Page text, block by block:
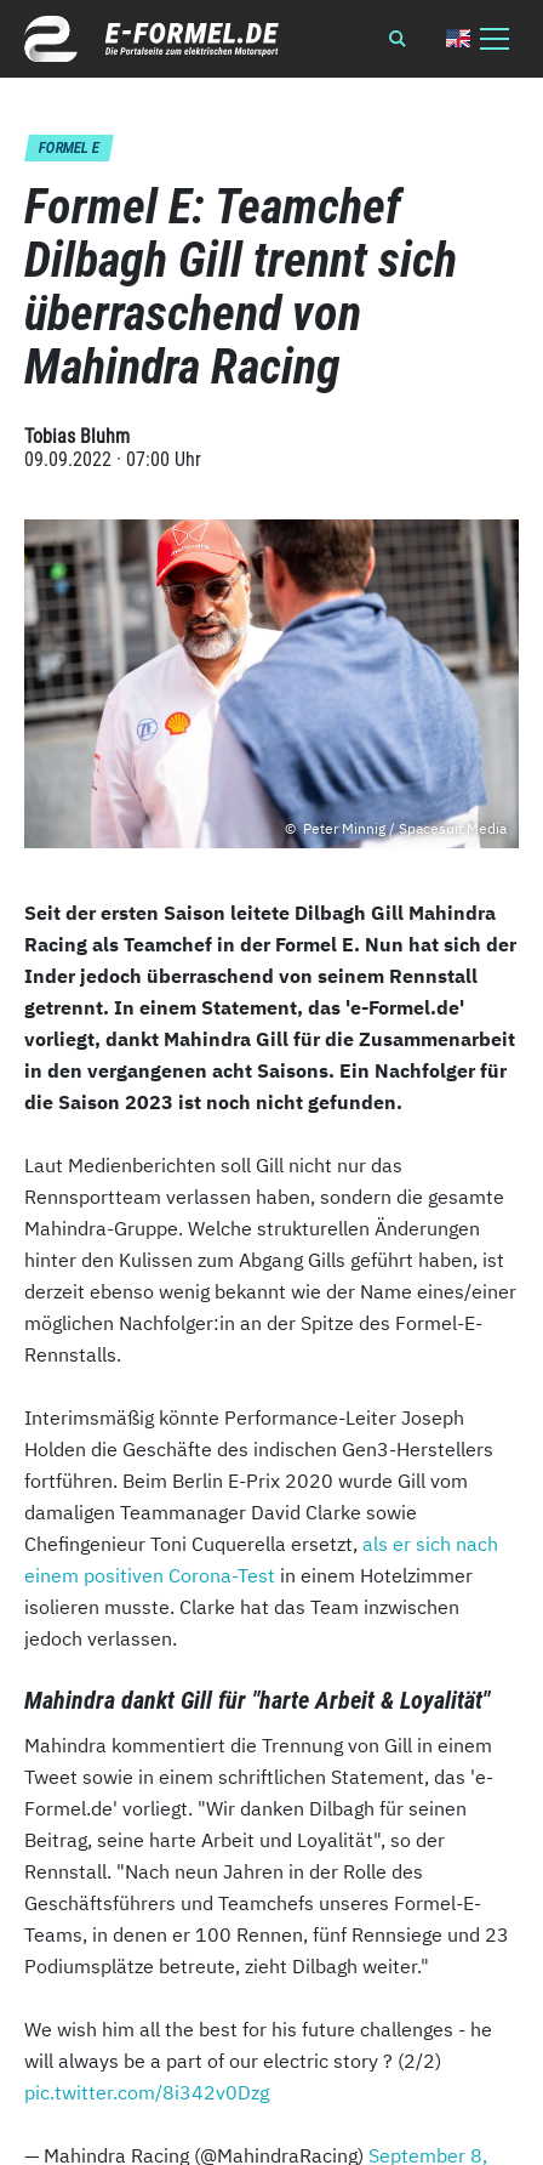
FORMEL E
Formel E: Teamchef
Dilbagh Gill trennt sich
überraschend von
Mahindra Racing
Tobias Bluhm
09.09.2022 · 07:00 Uhr
Peter Minnig / Spacesuit Media
Seit der ersten Saison leitete Dilbagh Gill Mahindra
Racing als Teamchef in der Formel E. Nun hat sich der
Inder jedoch überraschend von seinem Rennstall
getrennt. In einem Statement, das 'e-Formel.de'
vorliegt, dankt Mahindra Gill für die Zusammenarbeit
in den vergangenen acht Saisons. Ein Nachfolger für
die Saison 2023 ist noch nicht gefunden.
Laut Medienberichten soll Gill nicht nur das
Rennsportteam verlassen haben, sondern die gesamte
Mahindra-Gruppe. Welche strukturellen Änderungen
hinter den Kulissen zum Abgang Gills geführt haben, ist
derzeit ebenso wenig bekannt wie der Name eines/einer
möglichen Nachfolger:in an der Spitze des Formel-E-
Rennstalls.
Interimsmäßig könnte Performance-Leiter Joseph
Holden die Geschäfte des indischen Gen3-Herstellers
fortführen. Beim Berlin E-Prix 2020 wurde Gill vom
damaligen Teammanager David Clarke sowie
Chefingenieur Toni Cuquerella ersetzt, als er sich nach
einem positiven Corona-Test in einem Hotelzimmer
isolieren musste. Clarke hat das Team inzwischen
jedoch verlassen.
Mahindra dankt Gill für "harte Arbeit & Loyalität"
Mahindra kommentiert die Trennung von Gill in einem
Tweet sowie in einem schriftlichen Statement, das 'e-
Formel.de' vorliegt. "Wir danken Dilbagh für seinen
Beitrag, seine harte Arbeit und Loyalität", so der
Rennstall. "Nach neun Jahren in der Rolle des
Geschäftsführers und Teamchefs unseres Formel-E-
Teams, in denen er 100 Rennen, fünf Rennsiege und 23
Podiumsplätze betreute, zieht Dilbagh weiter."
We wish him all the best for his future challenges - he
will always be a part of our electric story ? (2/2)
pic.twitter.com/8i342v0Dzg
— Mahindra Racing (@MahindraRacing) September 8,